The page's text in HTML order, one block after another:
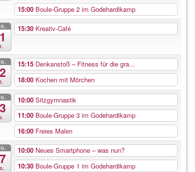
15:00 Boule-Gruppe 2 im Godehardikamp
15:30 Kreativ-Café
15:15 Denkanstoß – Fitness für die gra...
18:00 Kochen mit Mörchen
10:00 Sitzgymnastik
11:00 Boule-Gruppe 3 im Godehardikamp
16:00 Freies Malen
10:00 Neues Smartphone – was nun?
10:30 Boule-Gruppe 1 im Godehardikamp